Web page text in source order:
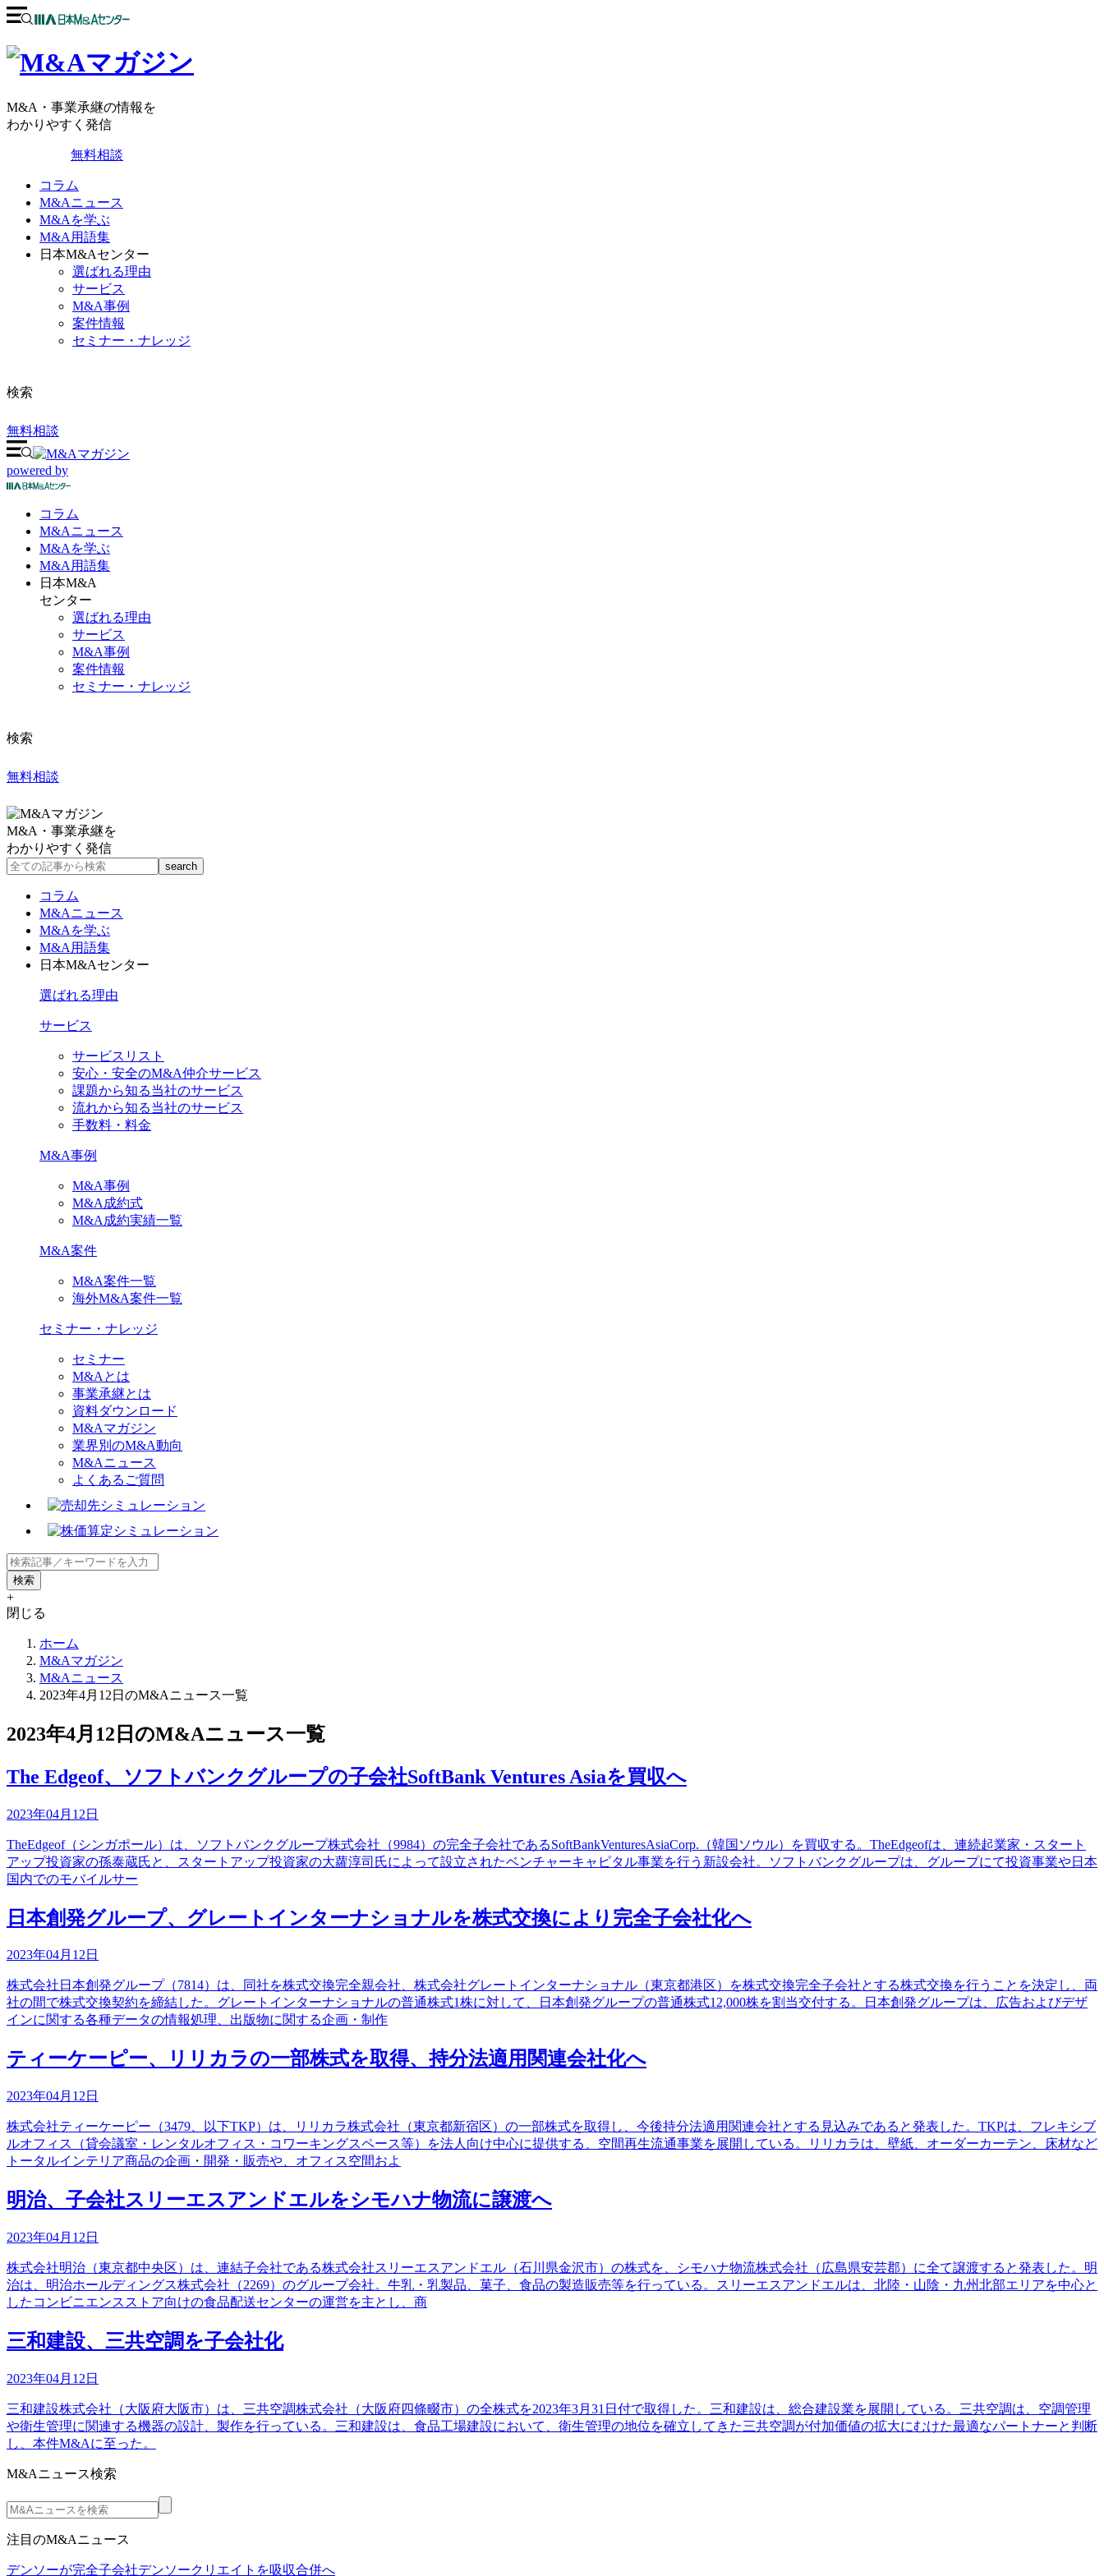
M&A・事業承継の情報を
わかりやすく発信
無料相談
コラム
M&Aニュース
M&Aを学ぶ
M&A用語集
日本M&Aセンター
選ばれる理由
サービス
M&A事例
案件情報
セミナー・ナレッジ
検索
無料相談
powered by
コラム
M&Aニュース
M&Aを学ぶ
M&A 用語集
日本M&A
センター
選ばれる理由
サービス
M&A事例
案件情報
セミナー・ナレッジ
検索
無料相談
M&A・事業承継を
わかりやすく発信
コラム
M&Aニュース
M&Aを学ぶ
M&A用語集
日本M&Aセンター
選ばれる理由
サービス
サービスリスト
安心・安全のM&A仲介サービス
課題から知る当社のサービス
流れから知る当社のサービス
手数料・料金
M&A事例
M&A事例
M&A成約式
M&A成約実績一覧
M&A案件
M&A案件一覧
海外M&A案件一覧
セミナー・ナレッジ
セミナー
M&Aとは
事業承継とは
資料ダウンロード
M&Aマガジン
業界別のM&A動向
M&Aニュース
よくあるご質問
+
閉じる
ホーム
M&Aマガジン
M&Aニュース
2023年4月12日のM&Aニュース一覧
2023年4月12日のM&Aニュース一覧
The Edgeof、ソフトバンクグループの子会社SoftBank Ventures Asiaを買収へ
2023年04月12日
TheEdgeof（シンガポール）は、ソフトバンクグループ株式会社（9984）の完全子会社であるSoftBankVenturesAsiaCorp.（韓国ソウル）を買収する。TheEdgeofは、連続起業家・スタート
アップ投資家の孫泰蔵氏と、スタートアップ投資家の大蘿淳司氏によって設立されたベンチャーキャピタル事業を行う新設会社。ソフトバンクグループは、グループにて投資事業や日本
国内でのモバイルサー
日本創発グループ、グレートインターナショナルを株式交換により完全子会社化へ
2023年04月12日
株式会社日本創発グループ（7814）は、同社を株式交換完全親会社、株式会社グレートインターナショナル（東京都港区）を株式交換完全子会社とする株式交換を行うことを決定し、両
社の間で株式交換契約を締結した。グレートインターナショナルの普通株式1株に対して、日本創発グループの普通株式12,000株を割当交付する。日本創発グループは、広告およびデザ
インに関する各種データの情報処理、出版物に関する企画・制作
ティーケーピー、リリカラの一部株式を取得、持分法適用関連会社化へ
2023年04月12日
株式会社ティーケーピー（3479、以下TKP）は、リリカラ株式会社（東京都新宿区）の一部株式を取得し、今後持分法適用関連会社とする見込みであると発表した。TKPは、フレキシブ
ルオフィス（貸会議室・レンタルオフィス・コワーキングスペース等）を法人向け中心に提供する、空間再生流通事業を展開している。リリカラは、壁紙、オーダーカーテン、床材など
トータルインテリア商品の企画・開発・販売や、オフィス空間およ
明治、子会社スリーエスアンドエルをシモハナ物流に譲渡へ
2023年04月12日
株式会社明治（東京都中央区）は、連結子会社である株式会社スリーエスアンドエル（石川県金沢市）の株式を、シモハナ物流株式会社（広島県安芸郡）に全て譲渡すると発表した。明
治は、明治ホールディングス株式会社（2269）のグループ会社。牛乳・乳製品、菓子、食品の製造販売等を行っている。スリーエスアンドエルは、北陸・山陰・九州北部エリアを中心と
したコンビニエンスストア向けの食品配送センターの運営を主とし、商
三和建設、三共空調を子会社化
2023年04月12日
三和建設株式会社（大阪府大阪市）は、三共空調株式会社（大阪府四條畷市）の全株式を2023年3月31日付で取得した。三和建設は、総合建設業を展開している。三共空調は、空調管理
や衛生管理に関連する機器の設計、製作を行っている。三和建設は、食品工場建設において、衛生管理の地位を確立してきた三共空調が付加価値の拡大にむけた最適なパートナーと判断
し、本件M&Aに至った。
M&Aニュース検索
注目のM&Aニュース
デンソーが完全子会社デンソークリエイトを吸収合併へ